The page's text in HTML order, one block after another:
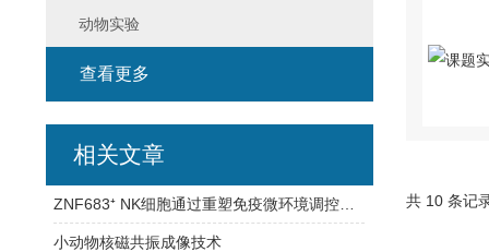
共 10 条记
动物实验
查看更多
相关文章
小动物核磁共振成像技术